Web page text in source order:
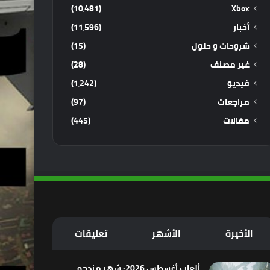
Xbox
(10٬481)
أخبار
(11٬596)
شروحات و حلول
(15)
غير مصنف
(28)
فيديو
(1٬242)
مراجعات
(97)
مقالات
(445)
الأخيرة الأشهر تعليقات